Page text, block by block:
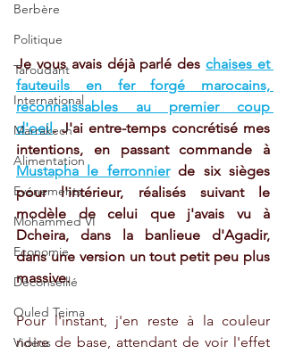
Berbère
Politique
Taroudant
International
Marrakech
Alimentation
Evénements
Mohammed VI
Economie
Déconseillé
Ouled Teima
Vidéos
Je vous avais déjà parlé des chaises et
fauteuils en fer forgé marocains,
reconnaissables au premier coup
d'oeil. J'ai entre-temps concrétisé mes
Mustapha le ferronnier de six sièges
pour l'intérieur, réalisés suivant le
modèle de celui que j'avais vu à
Dcheira, dans la banlieue d'Agadir,
dans une version un tout petit peu plus
massive.
Pour l'instant, j'en reste à la couleur
noire de base, attendant de voir l'effet